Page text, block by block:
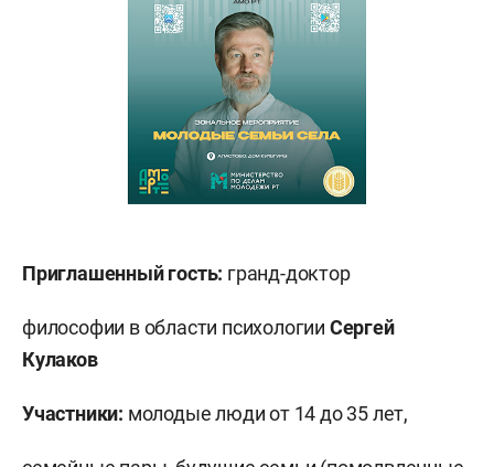
Приглашенный гость: гранд-доктор
философии в области психологии Сергей
Кулаков
Участники: молодые люди от 14 до 35 лет,